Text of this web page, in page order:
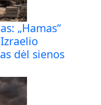
„Hamas“
dėl sienos